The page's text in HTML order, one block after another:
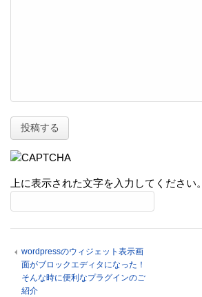
上に表示された文字を入力してください。
wordpressのウィジェット表示画
面がブロックエディタになった！
そんな時に便利なプラグインのご
紹介